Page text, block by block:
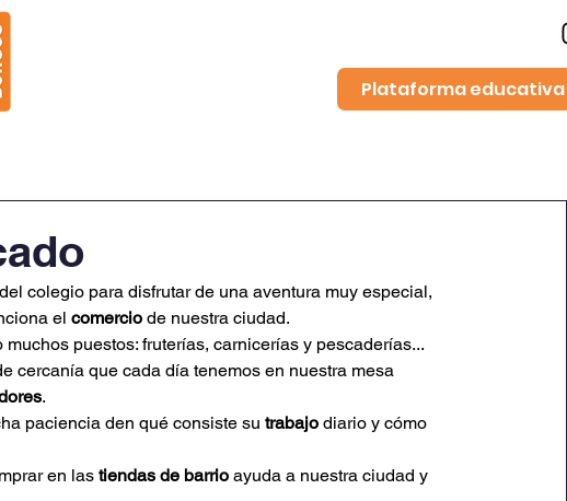
Plataforma educativa
colegio para disfrutar de una aventura muy especial,
el comercio de nuestra ciudad.
puestos: fruterías, carnicerías y pescaderías...
cercanía que cada día tenemos en nuestra mesa
.
paciencia den qué consiste su trabajo diario y cómo
en las tiendas de barrio ayuda a nuestra ciudad y